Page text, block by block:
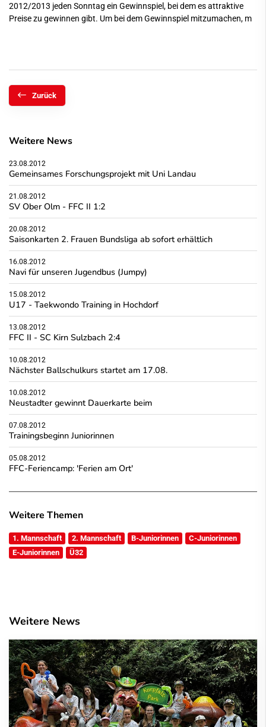
2012/2013 jeden Sonntag ein Gewinnspiel, bei dem es attraktive
Preise zu gewinnen gibt. Um bei dem Gewinnspiel mitzumachen, m
Zurück
Weitere News
23.08.2012
Gemeinsames Forschungsprojekt mit Uni Landau
21.08.2012
SV Ober Olm - FFC II 1:2
20.08.2012
Saisonkarten 2. Frauen Bundsliga ab sofort erhältlich
16.08.2012
Navi für unseren Jugendbus (Jumpy)
15.08.2012
U17 - Taekwondo Training in Hochdorf
13.08.2012
FFC II - SC Kirn Sulzbach 2:4
10.08.2012
Nächster Ballschulkurs startet am 17.08.
10.08.2012
Neustadter gewinnt Dauerkarte beim
07.08.2012
Trainingsbeginn Juniorinnen
05.08.2012
FFC-Feriencamp: 'Ferien am Ort'
Weitere Themen
1. Mannschaft 2. Mannschaft B-Juniorinnen
C-Juniorinnen
E-Juniorinnen
Ü32
Weitere News